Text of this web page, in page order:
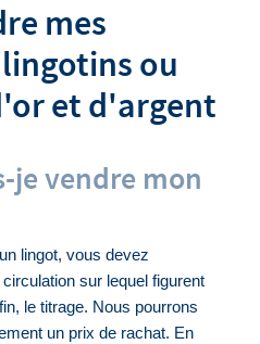
mes
ou
et d'argent
je vendre mon
lingot, vous devez
sur lequel figurent
le titrage. Nous pourrons
un prix de rachat. En